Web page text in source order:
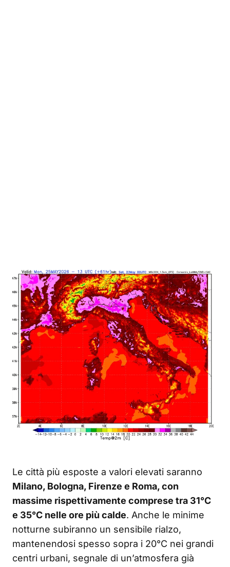
Le città più esposte a valori elevati saranno
Milano, Bologna, Firenze e Roma, con
massime rispettivamente comprese tra 31°C
e 35°C nelle ore più calde. Anche le minime
notturne subiranno un sensibile rialzo,
mantenendosi spesso sopra i 20°C nei grandi
centri urbani, segnale di un’atmosfera già